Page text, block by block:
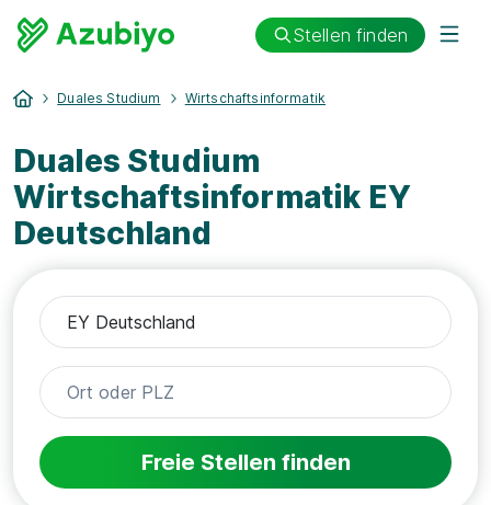
Stellen finden
Duales Studium Wirtschaftsinformatik
Duales Studium
Wirtschaftsinformatik EY
Deutschland
Freie Stellen finden